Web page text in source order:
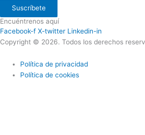
Suscríbete
Encuéntrenos aquí
Facebook-f X-twitter Linkedin-in
Copyright © 2026. Todos los derechos
Política de privacidad
Política de cookies